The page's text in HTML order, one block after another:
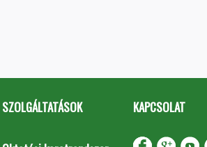
SZOLGÁLTATÁSOK KAPCSOLAT